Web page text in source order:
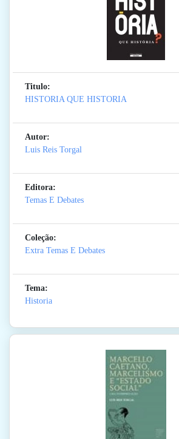
Titulo:
HISTORIA QUE HISTORIA
Autor:
Luis Reis Torgal
Editora:
Temas E Debates
Coleção:
Extra Temas E Debates
Tema:
Historia